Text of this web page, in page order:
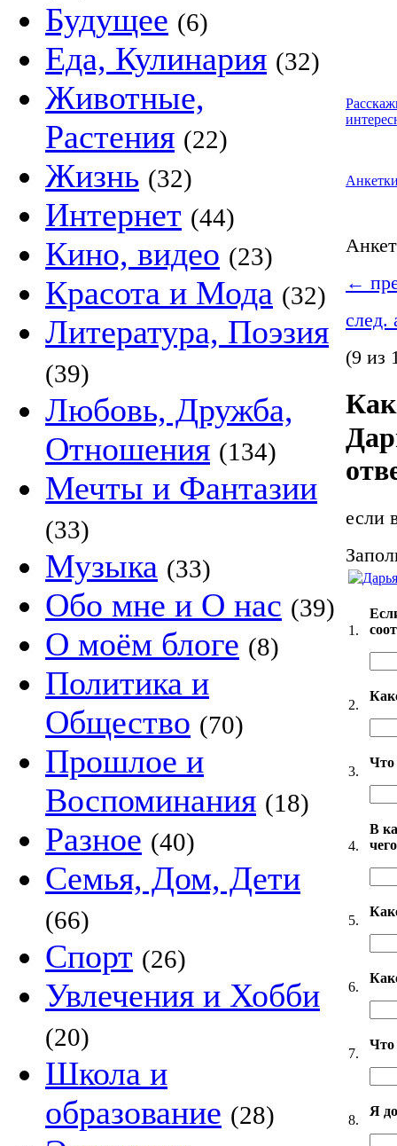
Будущее (6)
Еда, Кулинария (32)
Животные,
Растения (22)
Жизнь (32)
Интернет (44)
Кино, видео (23)
Красота и Мода (32)
Литература, Поэзия
(39)
Любовь, Дружба,
Отношения (134)
Мечты и Фантазии
(33)
Музыка (33)
Обо мне и О нас (39)
О моём блоге (8)
Политика и
Общество (70)
Прошлое и
Воспоминания (18)
Разное (40)
Семья, Дом, Дети
(66)
Спорт (26)
Увлечения и Хобби
(20)
Школа и
образование (28)
←
след.
(9 из
если
1.
2.
3.
Что
4.
В
5.
6.
7.
Что
8.
Я